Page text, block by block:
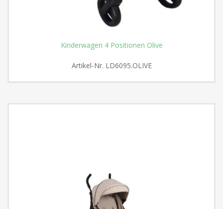
Kinderwagen 4 Positionen Olive
Artikel-Nr. LD6095.OLIVE